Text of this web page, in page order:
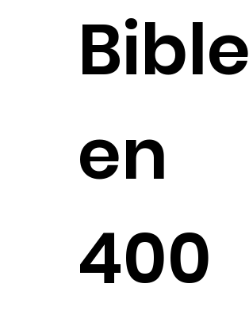
Bible
en
400